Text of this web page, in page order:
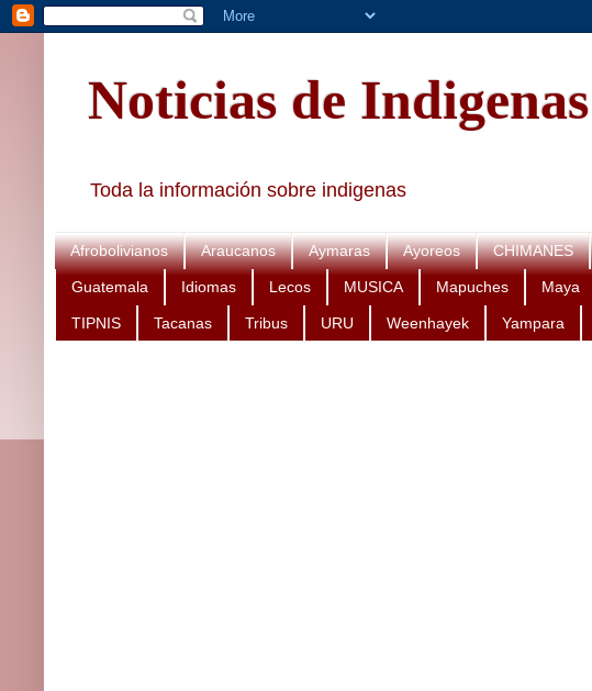
Noticias de Indigenas
Toda la información sobre indigenas
Afrobolivianos Araucanos Aymaras Ayoreos CHIMANES
Guatemala Idiomas Lecos MUSICA Mapuches Maya
TIPNIS Tacanas Tribus URU Weenhayek Yampara